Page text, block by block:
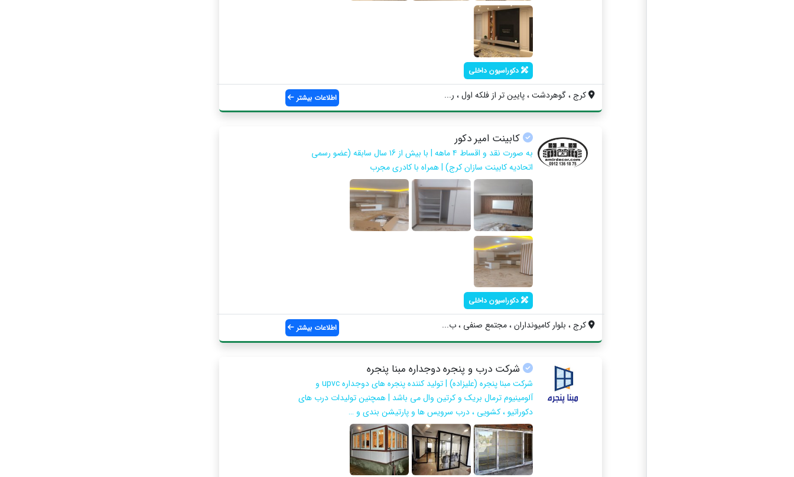
دکوراسیون داخلی
کرج ، گوهردشت ، پایین تر از فلکه اول ، ر... اطلاعات بیشتر
کابینت امیر دکور
به صورت نقد و اقساط ۴ ماهه | با بیش از ۱6 سال سابقه (عضو رسمی
اتحادیه کابینت سازان کرج) | همراه با کادری مجرب
دکوراسیون داخلی
کرج ، بلوار کامیونداران ، مجتمع صنفی ، ب... اطلاعات بیشتر
شرکت درب و پنجره دوجداره مبنا پنجره
شرکت مبنا پنجره (علیزاده) | تولید کننده پنجره های دوجداره upvc و
آلومینیوم ترمال بریک و کرتین وال می باشد | همچنین تولیدات درب های
دکوراتیو ، کشویی ، درب سرویس ها و پارتیشن بندی و …